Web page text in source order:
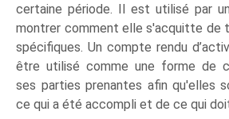
certaine période. Il est utilisé par
montrer comment elle s'acquitte de
spécifiques. Un compte rendu
être utilisé comme une forme de
ses parties prenantes afin qu'elles
ce qui a été accompli et de ce qui